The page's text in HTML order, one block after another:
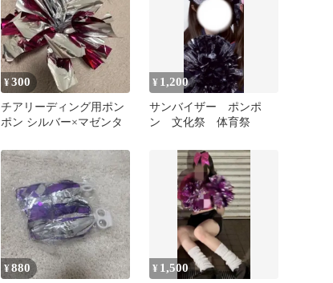
¥300
チアリーディング用ポン
ポン シルバー×マゼンタ
¥ 1,200
サンバイザー ポンポ
ン 文化祭 体育祭
¥880 ¥ 1,500